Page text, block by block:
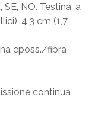
SE, NO. Testina: a
4,3 cm (1,7
eposs./fibra
continua